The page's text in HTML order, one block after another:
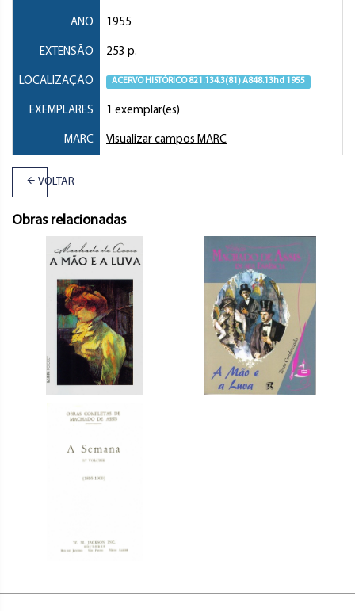
ANO 1955
EXTENSÃO 253 p.
LOCALIZAÇÃO ACERVO HISTÓRICO 821.134.3(81) A848.13hd 1955
EXEMPLARES 1 exemplar(es)
MARC Visualizar campos MARC
VOLTAR
Obras relacionadas